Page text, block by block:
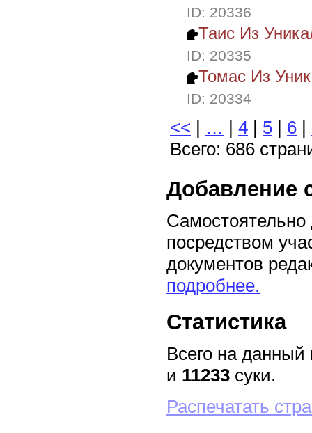
ID: 20336
Таис Из
ID: 20335
Томас Из
ID: 20334
<< | … | 4 | 5 | 6 |
Всего: 686
Добавление
Самостоятельно
посредством
документов
подробнее.
Статистика
Всего на
и 11233 суки.
Распечатать